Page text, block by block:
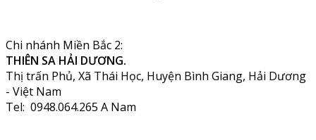
Chi nhánh Miền Bắc 2:
THIÊN SA HẢI DƯƠNG.
Thị trấn Phủ, Xã Thái Học, Huyện Bình Giang, Hải Dương
- Việt Nam
Tel: 0948.064.265 A Nam